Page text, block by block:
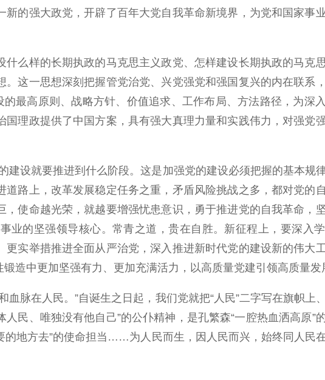
的强大政党，开辟了百年大党自我革命新境界，为党和国家事
样的长期执政的马克思主义政党、怎样建设长期执政的马克
这一思想深刻把握管党治党、兴党强党和强国复兴的内在联系
最高原则、战略方针、价值追求、工作布局、方法路径，为深
理政提供了中国方案，具有强大真理力量和实践伟力，对强党
就要推进到什么阶段。这是加强党的建设必须把握的基本规律
路上，改革发展稳定任务之重，矛盾风险挑战之多，都对党的
使命越光荣，就越要增强忧患意识，勇于推进党的自我革命，
业的坚强领导核心。常青之道，贵在自胜。新征程上，要深入
实举措推进全面从严治党，深入推进新时代党的建设新的伟大
造中更加坚强有力、更加充满活力，以高质量党建引领高质量发
在人民。”自诞生之日起，我们党就把“人民”二字写在旗帜上
民、唯独没有他自己”的公仆精神，是孔繁森“一腔热血洒高原”
的地方去”的使命担当……为人民而生，因人民而兴，始终同人民